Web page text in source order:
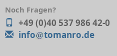
Noch Fragen?
+49 (0)40 537 986 42-0
info
tomanro.de